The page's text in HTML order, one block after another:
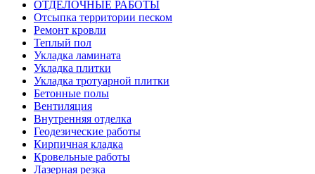
ОТДЕЛОЧНЫЕ РАБОТЫ
Отсыпка территории песком
Ремонт кровли
Теплый пол
Укладка ламината
Укладка плитки
Укладка тротуарной плитки
Бетонные полы
Вентиляция
Внутренняя отделка
Геодезические работы
Кирпичная кладка
Кровельные работы
Лазерная резка